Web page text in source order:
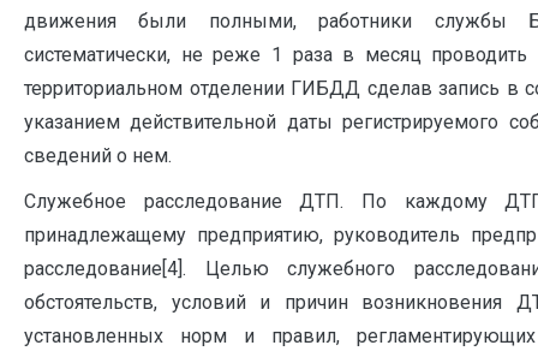
движения были полными, работники службы
систематически, не реже 1 раза в месяц
территориальном отделении ГИБДД сделав запись в
указанием действительной даты регистрируемого
сведений о нем.
Служебное расследование ДТП. По каждому
принадлежащему предприятию, руководитель
расследование[4]. Целью служебного
обстоятельств, условий и причин возникновения
установленных норм и правил,